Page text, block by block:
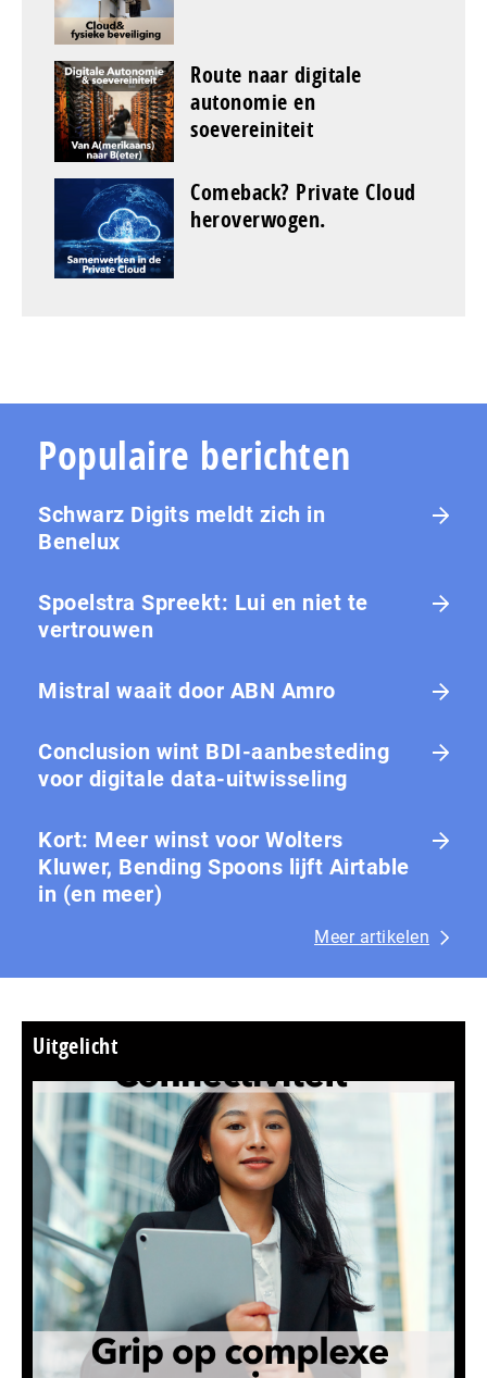
Route naar digitale
autonomie en
soevereiniteit
Comeback? Private Cloud
heroverwogen.
Populaire berichten
Schwarz Digits meldt zich in
Benelux
Spoelstra Spreekt: Lui en niet te
vertrouwen
Mistral waait door ABN Amro
Conclusion wint BDI-aanbesteding
voor digitale data-uitwisseling
Kort: Meer winst voor Wolters
Kluwer, Bending Spoons lijft Airtable
in (en meer)
Meer artikelen
Uitgelicht